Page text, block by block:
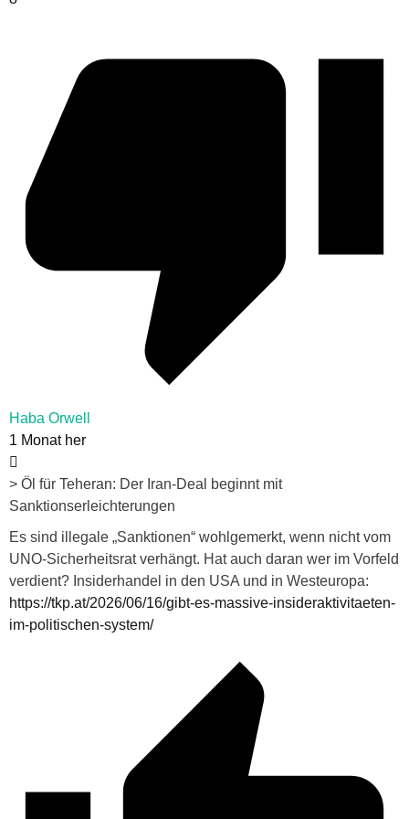
Haba Orwell
1 Monat her
> Öl für Teheran: Der Iran-Deal beginnt mit
Sanktionserleichterungen
Es sind illegale „Sanktionen“ wohlgemerkt, wenn nicht vom
UNO-Sicherheitsrat verhängt. Hat auch daran wer im Vorfeld
verdient? Insiderhandel in den USA und in Westeuropa:
https://tkp.at/2026/06/16/gibt-es-massive-insideraktivitaeten-
im-politischen-system/